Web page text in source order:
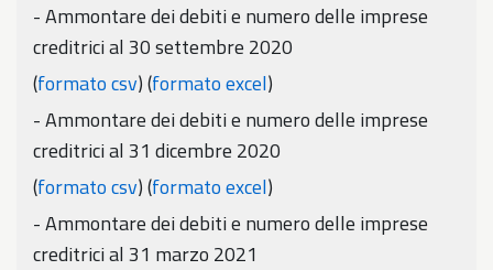
- Ammontare dei debiti e numero delle imprese
creditrici al 30 settembre 2020
(formato csv) (formato excel)
- Ammontare dei debiti e numero delle imprese
creditrici al 31 dicembre 2020
(formato csv) (formato excel)
- Ammontare dei debiti e numero delle imprese
creditrici al 31 marzo 2021